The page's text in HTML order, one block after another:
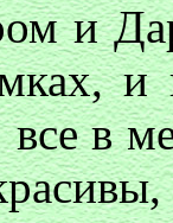
и
все в